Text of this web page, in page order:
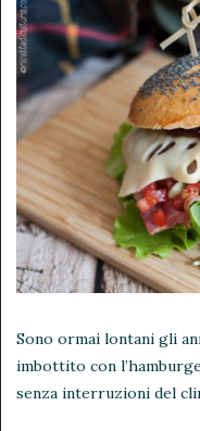
Sono ormai lontani gli
imbottito con
senza interruzioni del